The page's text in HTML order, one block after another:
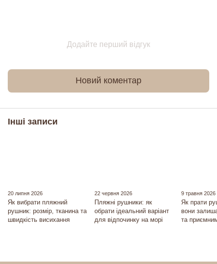
Додайте перший відгук
Новий коментар
Інші записи
20 липня 2026
Як вибрати пляжний
рушник: розмір, тканина та
швидкість висихання
22 червня 2026
Пляжні рушники: як
обрати ідеальний варіант
для відпочинку на морі
9 травня 2026
Як прати
вони
та